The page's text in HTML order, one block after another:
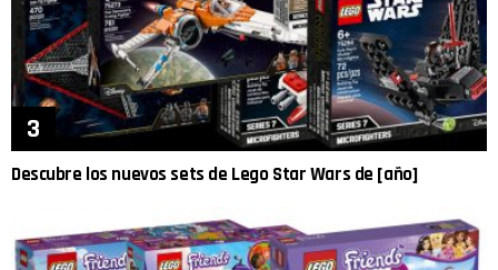
Descubre los nuevos sets de Lego Star Wars de [año]